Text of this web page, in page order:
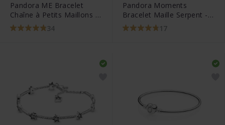
Pandora ME Bracelet
Chaîne à Petits Maillons -
599662C0034
Pandora Moments
Bracelet Maille Serpent -
580728
17